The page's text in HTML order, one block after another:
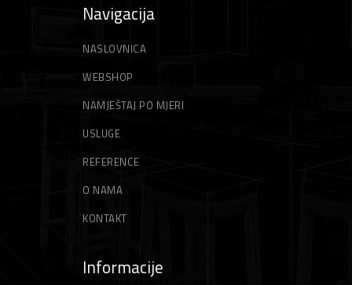
Navigacija
NASLOVNICA
WEBSHOP
NAMJEŠTAJ PO MJERI
USLUGE
REFERENCE
O NAMA
KONTAKT
Informacije